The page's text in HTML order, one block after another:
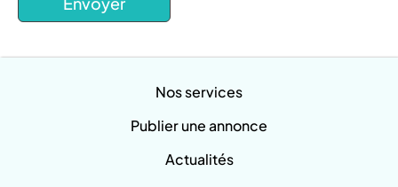
Nos services
Publier une annonce
Actualités